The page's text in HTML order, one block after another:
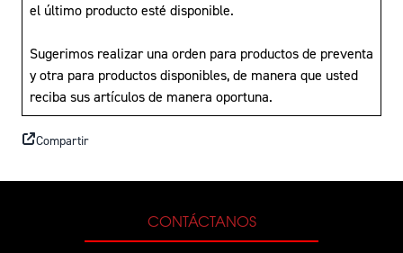
el último producto esté disponible.
Sugerimos realizar una orden para productos de preventa
y otra para productos disponibles, de manera que usted
reciba sus artículos de manera oportuna.
Compartir
CONTÁCTANOS